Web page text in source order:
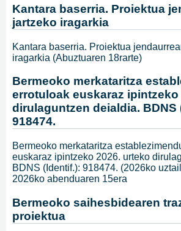
Kantara baserria. Proiektua
jartzeko iragarkia
Kantara baserria. Proiektua
iragarkia (Abuztuaren 18rarte)
Bermeoko merkataritza
errotuloak euskaraz ipintzeko
dirulaguntzen deialdia. BDNS
918474.
Bermeoko merkataritza
euskaraz ipintzeko 2026. urteko
BDNS (Identif.): 918474. (2026ko
2026ko abenduaren 15era
Bermeoko saihesbidearen
proiektua